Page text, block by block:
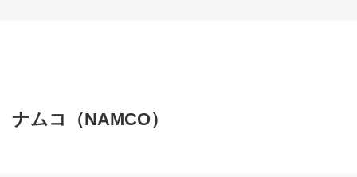
ナムコ（NAMCO）